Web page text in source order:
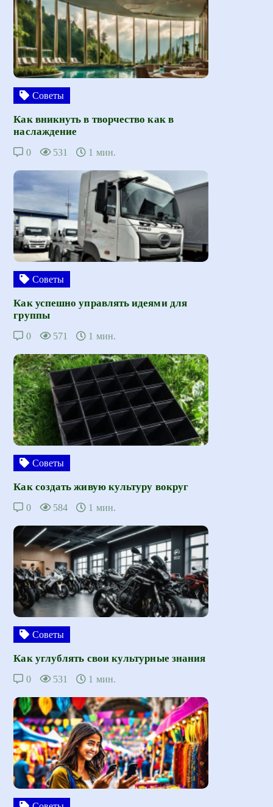
Советы
Как вникнуть в творчество как в
наслаждение
0 531 1 мин.
Советы
Как успешно управлять идеями для
группы
0 571 1 мин.
Советы
Как создать живую культуру вокруг
0 584 1 мин.
Советы
Как углублять свои культурные знания
0 531 1 мин.